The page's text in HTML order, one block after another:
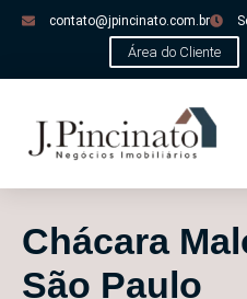
contato@jpincinato.com.br
Área do Cliente
Chácara
São Paulo